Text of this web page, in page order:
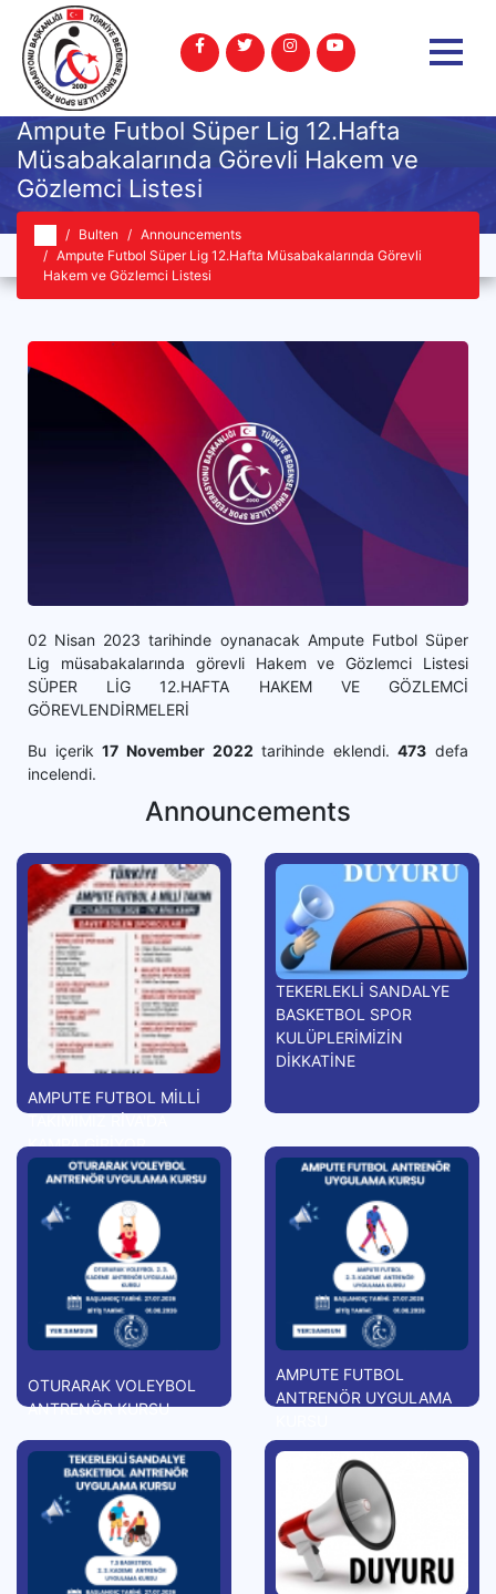
Ampute Futbol Süper Lig 12.Hafta
Müsabakalarında Görevli Hakem ve
Gözlemci Listesi
Bulten
Announcements
Ampute Futbol Süper Lig 12.Hafta Müsabakalarında Görevli
Hakem ve Gözlemci Listesi
02 Nisan 2023 tarihinde oynanacak Ampute Futbol Süper
Lig müsabakalarında görevli Hakem ve Gözlemci Listesi
SÜPER LİG 12.HAFTA HAKEM VE GÖZLEMCİ
GÖREVLENDİRMELERİ
Bu içerik17 November 2022 tarihinde eklendi.473 defa
incelendi.
Announcements
AMPUTE FUTBOL MİLLİ
KAMPA GİRİYOR
TEKERLEKLİ SANDALYE
BASKETBOL SPOR
KULÜPLERİMİZİN
DİKKATİNE
OTURARAK VOLEYBOL
ANTRENÖR KURSU
AMPUTE FUTBOL
ANTRENÖR UYGULAMA